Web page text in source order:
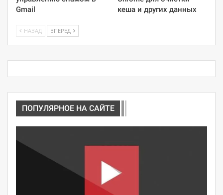
Gmail
кеша и других данных
НАЗАД ВПЕРЕД
ПОПУЛЯРНОЕ НА САЙТЕ